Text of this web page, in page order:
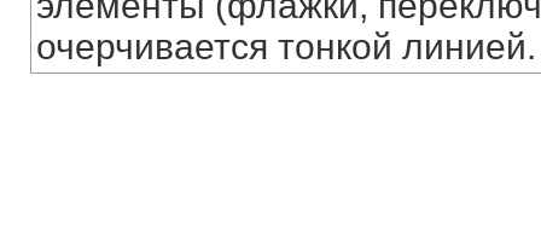
очерчивается тонкой линией.